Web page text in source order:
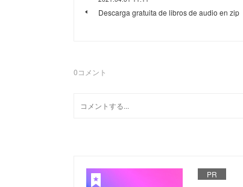
Descarga gratuita de libros de audio en zip
0コメント
PR